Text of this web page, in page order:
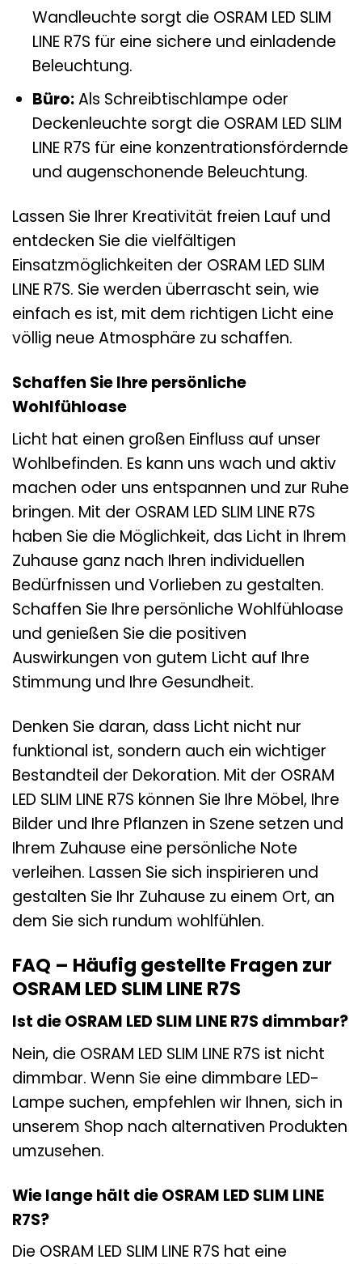
Wandleuchte sorgt die OSRAM LED SLIM
LINE R7S für eine sichere und einladende
Beleuchtung.
Büro:Als Schreibtischlampe oder
Deckenleuchte sorgt die OSRAM LED SLIM
LINE R7S für eine konzentrationsfördernde
und augenschonende Beleuchtung.
Lassen Sie Ihrer Kreativität freien Lauf und
entdecken Sie die vielfältigen
Einsatzmöglichkeiten der OSRAM LED SLIM
LINE R7S. Sie werden überrascht sein, wie
einfach es ist, mit dem richtigen Licht eine
völlig neue Atmosphäre zu schaffen.
Schaffen Sie Ihre persönliche
Wohlfühloase
Licht hat einen großen Einfluss auf unser
Wohlbefinden. Es kann uns wach und aktiv
machen oder uns entspannen und zur Ruhe
bringen. Mit der OSRAM LED SLIM LINE R7S
haben Sie die Möglichkeit, das Licht in Ihrem
Zuhause ganz nach Ihren individuellen
Bedürfnissen und Vorlieben zu gestalten.
Schaffen Sie Ihre persönliche Wohlfühloase
und genießen Sie die positiven
Auswirkungen von gutem Licht auf Ihre
Stimmung und Ihre Gesundheit.
Denken Sie daran, dass Licht nicht nur
funktional ist, sondern auch ein wichtiger
Bestandteil der Dekoration. Mit der OSRAM
LED SLIM LINE R7S können Sie Ihre Möbel, Ihre
Bilder und Ihre Pflanzen in Szene setzen und
Ihrem Zuhause eine persönliche Note
verleihen. Lassen Sie sich inspirieren und
gestalten Sie Ihr Zuhause zu einem Ort, an
dem Sie sich rundum wohlfühlen.
FAQ – Häufig gestellte Fragen zur
OSRAM LED SLIM LINE R7S
Ist die OSRAM LED SLIM LINE R7S dimmbar?
Nein, die OSRAM LED SLIM LINE R7S ist nicht
dimmbar. Wenn Sie eine dimmbare LED-
Lampe suchen, empfehlen wir Ihnen, sich in
unserem Shop nach alternativen Produkten
umzusehen.
Wie lange hält die OSRAM LED SLIM LINE
R7S?
Die OSRAM LED SLIM LINE R7S hat eine